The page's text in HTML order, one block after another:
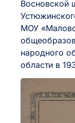
+7 (812) 241-51-78
info@gkuoa.ru
Восновской
МОУ
народного
области в